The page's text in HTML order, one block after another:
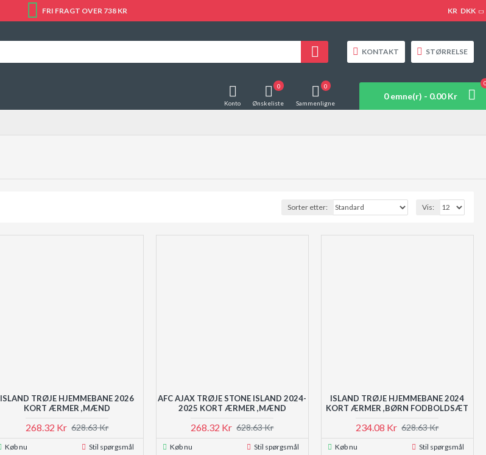
FRI FRAGT OVER 738 KR KR DKK
KONTAKT STØRRELSE
Konto Ønskeliste
0
Sammenligne
0
0 emne(r) - 0.00 Kr
Sorter etter: Vis:
ISLAND TRØJE HJEMMEBANE 2026
KORT ÆRMER ,MÆND
268.32 Kr 628.63 Kr
Køb nu Stil spørgsmål
AFC AJAX TRØJE STONE ISLAND 2024-
2025 KORT ÆRMER ,MÆND
268.32 Kr 628.63 Kr
Køb nu Stil spørgsmål
ISLAND TRØJE HJEMMEBANE 2024
KORT ÆRMER ,BØRN FODBOLDSÆT
234.08 Kr 628.63 Kr
Køb nu Stil spørgsmål